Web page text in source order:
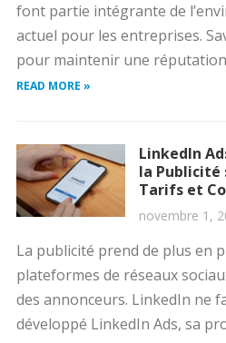
font partie intégrante de
actuel pour les entreprises.
pour maintenir une
READ MORE »
LinkedIn
la Publicité
Tarifs et
novembre 1,
La publicité prend de plus en
plateformes de réseaux
des annonceurs. LinkedIn ne
développé LinkedIn Ads, sa